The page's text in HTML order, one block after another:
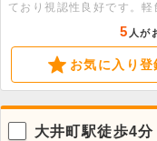
ており視認性良好です。
5 人が
お気に入り登
大井町駅徒歩4